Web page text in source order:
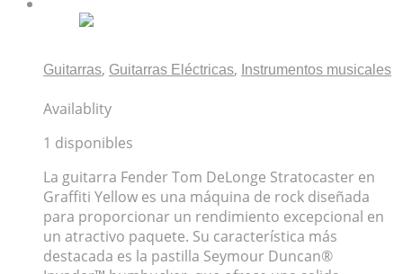
Guitarras, Guitarras Eléctricas, Instrumentos musicales
Availablity
1 disponibles
La guitarra Fender Tom DeLonge Stratocaster en
Graffiti Yellow es una máquina de rock diseñada
para proporcionar un rendimiento excepcional en
un atractivo paquete. Su característica más
destacada es la pastilla Seymour Duncan®